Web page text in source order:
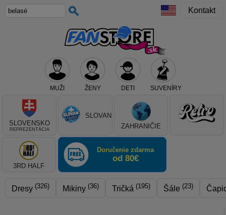
Kontakt
MUŽI ŽENY DETI SUVENÍRY
Teraz vyberte klub, alebo typ výrobku
SLOVENSKO
REPREZENTÁCIA
SLOVAN
ZAHRANIČIE
3RD HALF
Doručenie zdarma
od 80€
Dresy (326) Mikiny (36) Tričká (195) Šále (23)